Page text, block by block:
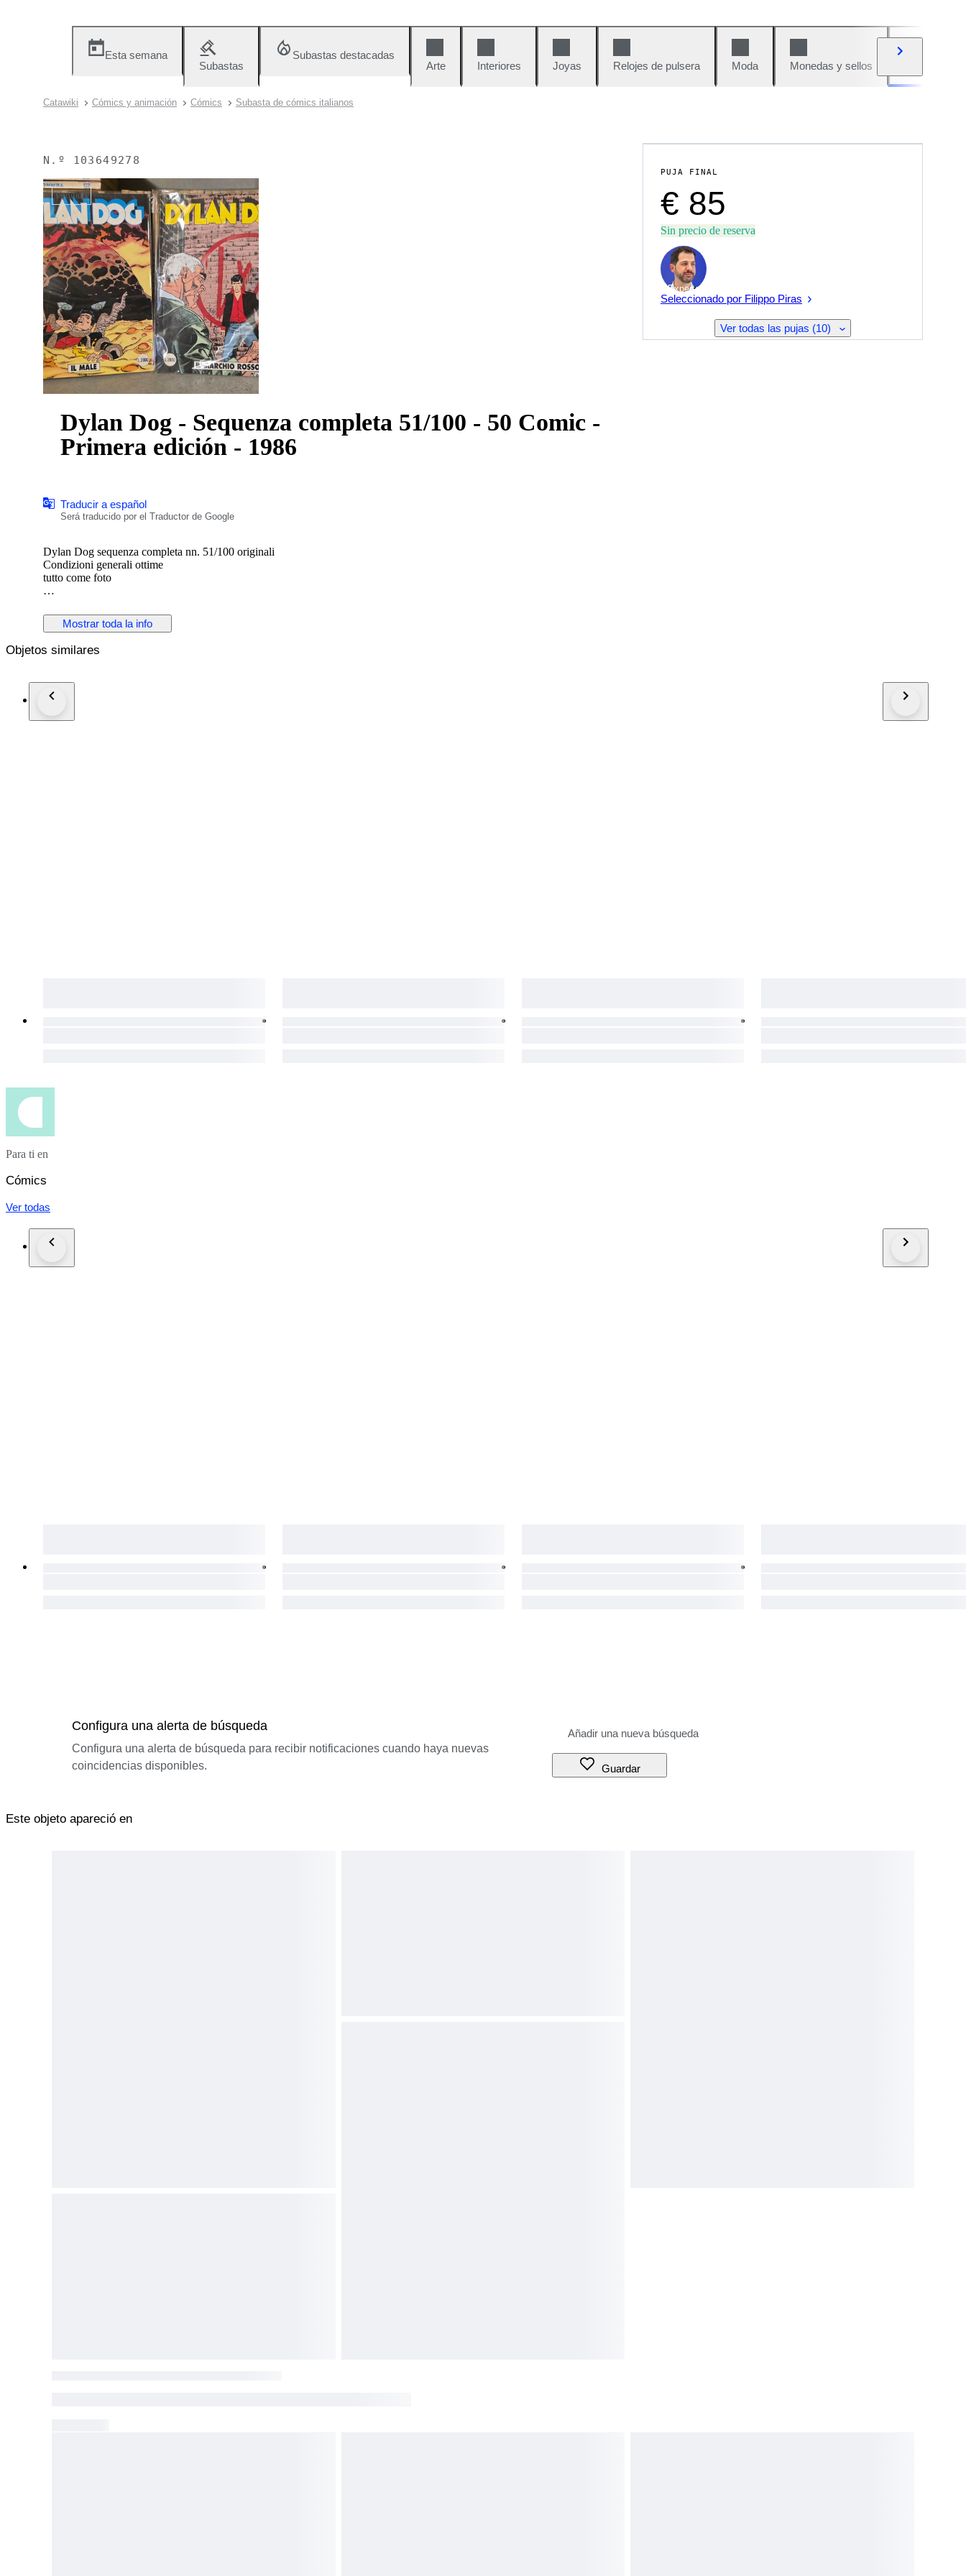
Esta semana
Subastas
Subastas destacadas
Arte
Interiores Joyas Relojes de pulsera Moda Monedas y sellos
Catawiki Cómics y animación Cómics Subasta de cómics italianos
N.º 103649278
Vendido
Dylan Dog - Sequenza completa 51/100 - 50 Comic -
Primera edición - 1986
Traducir a español
Será traducido por el Traductor de Google
Dylan Dog sequenza completa nn. 51/100 originali
Condizioni generali ottime
tutto come foto
Mostrar toda la info
PUJA FINAL
€ 85
Sin precio de reserva
Experto
Seleccionado por Filippo Piras
Ver todas las pujas (10)
Objetos similares
Para ti en
Cómics
Ver todas
Configura una alerta de búsqueda
Configura una alerta de búsqueda para recibir notificaciones cuando haya nuevas
coincidencias disponibles.
Guardar
Este objeto apareció en